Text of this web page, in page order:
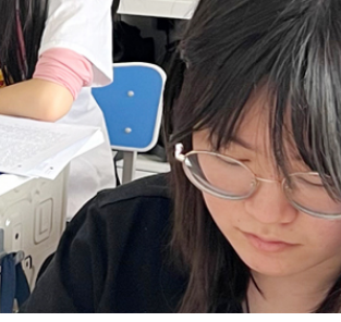
目标不只是装饰而是训练心灵，使具备有用的能力
而非填塞前人经验的累积。
——(美）爱德华